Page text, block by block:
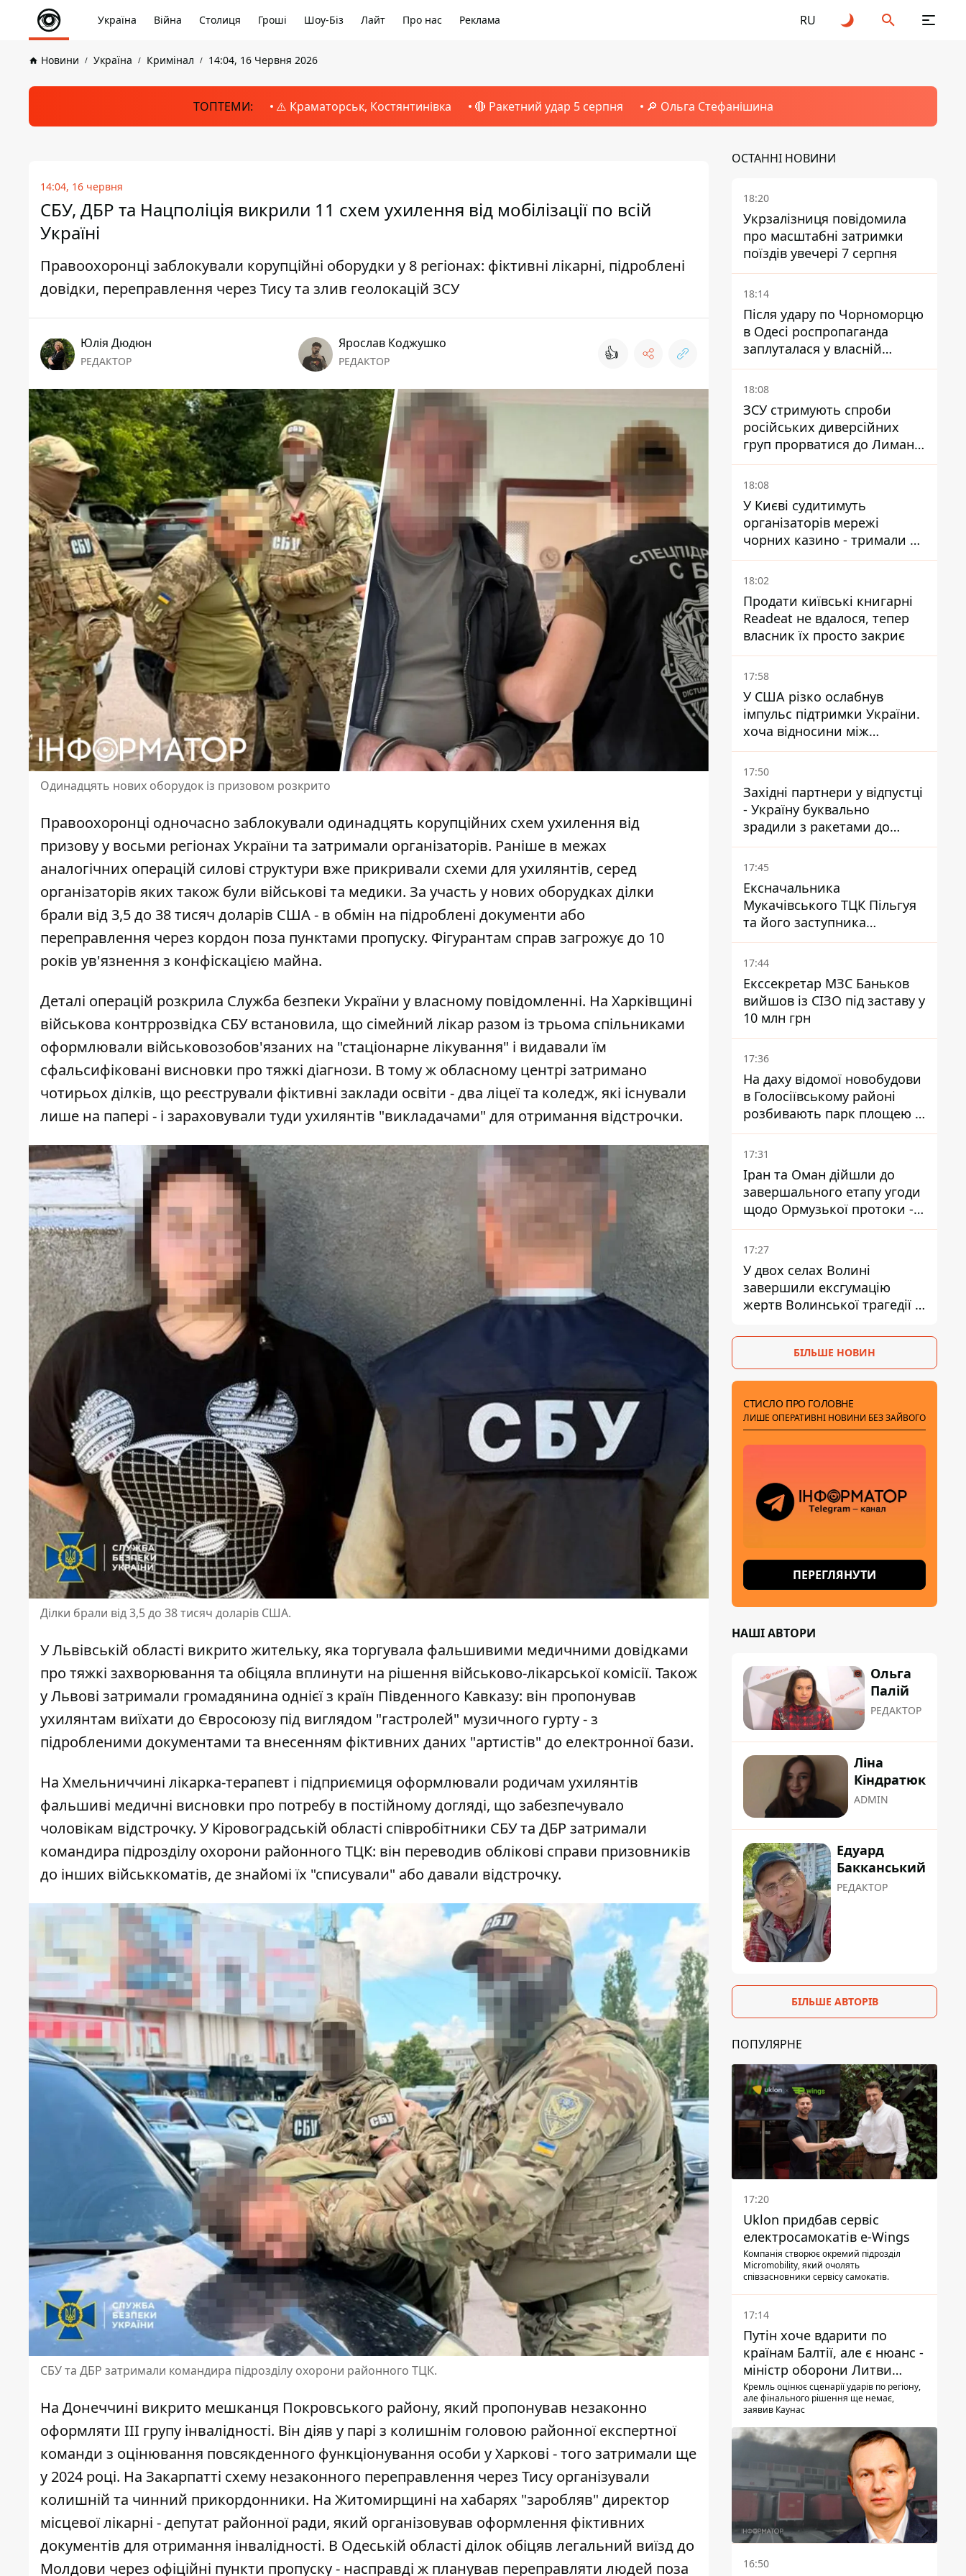
Україна Війна Столиця Гроші Шоу-Біз Лайт Про нас Реклама RU
Новини Україна Кримінал 14:04, 16 Червня 2026
ТОПТЕМИ: ⚠️ Краматорськ, Костянтинівка 🔴 Ракетний удар 5 серпня 🔎 Ольга Стефанішина
14:04, 16 червня
СБУ, ДБР та Нацполіція викрили 11 схем ухилення від мобілізації по всій
Україні
Правоохоронці заблокували корупційні оборудки у 8 регіонах: фіктивні лікарні, підроблені
довідки, переправлення через Тису та злив геолокацій ЗСУ
Юлія Дюдюн
РЕДАКТОР
Ярослав Коджушко
РЕДАКТОР 👍
Одинадцять нових оборудок із призовом розкрито
Правоохоронці одночасно заблокували одинадцять корупційних схем ухилення від
призову у восьми регіонах України та затримали організаторів. Раніше в межах
аналогічних операцій силові структури вже прикривали схеми для ухилянтів, серед
організаторів яких також були військові та медики. За участь у нових оборудках ділки
брали від 3,5 до 38 тисяч доларів США - в обмін на підроблені документи або
переправлення через кордон поза пунктами пропуску. Фігурантам справ загрожує до 10
років ув'язнення з конфіскацією майна.
Деталі операцій розкрила Служба безпеки України у власному повідомленні. На Харківщині
військова контррозвідка СБУ встановила, що сімейний лікар разом із трьома спільниками
оформлювали військовозобов'язаних на "стаціонарне лікування" і видавали їм
сфальсифіковані висновки про тяжкі діагнози. В тому ж обласному центрі затримано
чотирьох ділків, що реєстрували фіктивні заклади освіти - два ліцеї та коледж, які існували
лише на папері - і зараховували туди ухилянтів "викладачами" для отримання відстрочки.
Ділки брали від 3,5 до 38 тисяч доларів США.
У Львівській області викрито жительку, яка торгувала фальшивими медичними довідками
про тяжкі захворювання та обіцяла вплинути на рішення військово-лікарської комісії. Також
у Львові затримали громадянина однієї з країн Південного Кавказу: він пропонував
ухилянтам виїхати до Євросоюзу під виглядом "гастролей" музичного гурту - з
підробленими документами та внесенням фіктивних даних "артистів" до електронної бази.
На Хмельниччині лікарка-терапевт і підприємиця оформлювали родичам ухилянтів
фальшиві медичні висновки про потребу в постійному догляді, що забезпечувало
чоловікам відстрочку. У Кіровоградській області співробітники СБУ та ДБР затримали
командира підрозділу охорони районного ТЦК: він переводив облікові справи призовників
до інших військкоматів, де знайомі їх "списували" або давали відстрочку.
СБУ та ДБР затримали командира підрозділу охорони районного ТЦК.
На Донеччині викрито мешканця Покровського району, який пропонував незаконно
оформляти ІІІ групу інвалідності. Він діяв у парі з колишнім головою районної експертної
команди з оцінювання повсякденного функціонування особи у Харкові - того затримали ще
у 2024 році. На Закарпатті схему незаконного переправлення через Тису організували
колишній та чинний прикордонники. На Житомирщині на хабарях "заробляв" директор
місцевої лікарні - депутат районної ради, який організовував оформлення фіктивних
документів для отримання інвалідності. В Одеській області ділок обіцяв легальний виїзд до
Молдови через офіційні пункти пропуску - насправді ж планував переправляти людей поза
ОСТАННІ НОВИНИ
18:20
Укрзалізниця повідомила
про масштабні затримки
поїздів увечері 7 серпня
18:14
Після удару по Чорноморцю
в Одесі роспропаганда
заплуталася у власній
брехні
18:08
ЗСУ стримують спроби
російських диверсійних
груп прорватися до Лимана
- Трегубов
18:08
У Києві судитимуть
організаторів мережі
чорних казино - тримали 39
закладів
18:02
Продати київські книгарні
Readeat не вдалося, тепер
власник їх просто закриє
17:58
У США різко ослабнув
імпульс підтримки України.
хоча відносини між
Зеленським і Трампом
донедавна покращувалися -
The Atlantic
17:50
Західні партнери у відпустці
- Україну буквально
зрадили з ракетами до
Patriot - експерт Мусієнко
17:45
Ексначальника
Мукачівського ТЦК Пільгуя
та його заступника
відправили в СІЗО без
права застави – журналіст
17:44
Екссекретар МЗС Баньков
вийшов із СІЗО під заставу у
10 млн грн
17:36
На даху відомої новобудови
в Голосіївському районі
розбивають парк площею в
гектар
17:31
Іран та Оман дійшли до
завершального етапу угоди
щодо Ормузької протоки -
укладення залежить від
зняття блокади США
17:27
У двох селах Волині
завершили ексгумацію
жертв Волинської трагедії -
БІЛЬШЕ НОВИН
СТИСЛО ПРО ГОЛОВНЕ
ЛИШЕ ОПЕРАТИВНІ НОВИНИ БЕЗ ЗАЙВОГО
ПЕРЕГЛЯНУТИ
НАШІ АВТОРИ
Ольга
Палій
РЕДАКТОР
Ліна
Кіндратюк
ADMIN
Едуард
Бакканський
РЕДАКТОР
БІЛЬШЕ АВТОРІВ
ПОПУЛЯРНЕ
17:20
Uklon придбав сервіс
електросамокатів e-Wings
Компанія створює окремий підрозділ
Micromobility, який очолять
співзасновники сервісу самокатів.
17:14
Путін хоче вдарити по
країнам Балтії, але є нюанс -
міністр оборони Литви
зробив заяву
Кремль оцінює сценарії ударів по регіону,
але фінального рішення ще немає,
заявив Каунас
16:50